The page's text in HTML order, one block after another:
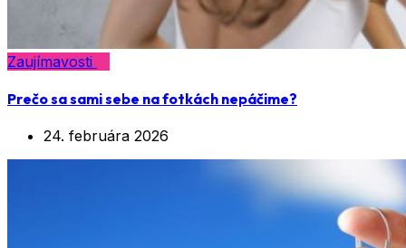
Zaujímavosti
Prečo sa sami sebe na fotkách nepáčime?
24. februára 2026